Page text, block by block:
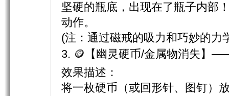
坚硬的瓶底，出现在了瓶子内部
动作。
(注：通过磁戒的吸力和巧妙的力
3. 🪙【幽灵硬币/金属物消失】
效果描述：
将一枚硬币（或回形针、图钉）